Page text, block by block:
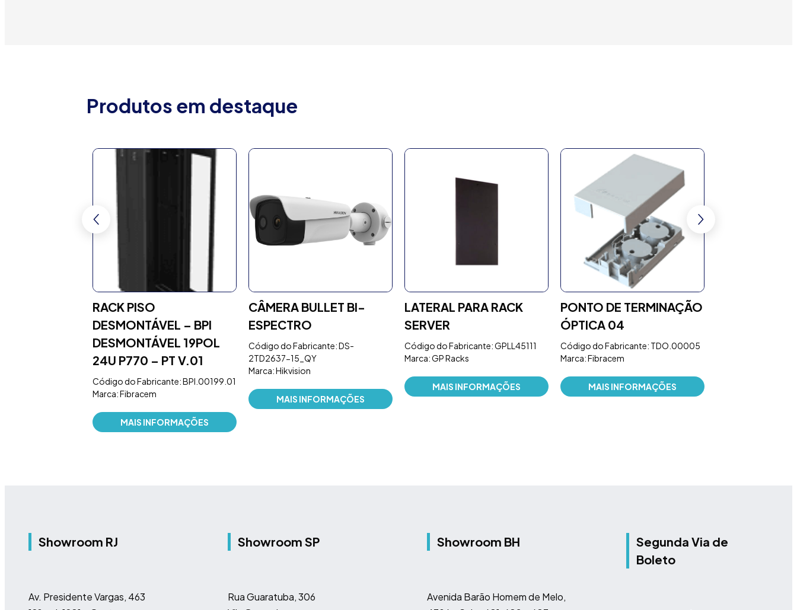
Produtos em destaque
RACK PISO
DESMONTÁVEL – BPI
DESMONTÁVEL 19POL
24U P770 – PT V.01
Código do Fabricante: BPI.00199.01
Marca: Fibracem
MAIS INFORMAÇÕES
CÂMERA BULLET BI-
ESPECTRO
Código do Fabricante: DS-
2TD2637-15_QY
Marca: Hikvision
MAIS INFORMAÇÕES
LATERAL PARA RACK
SERVER
Código do Fabricante: GPLL45111
Marca: GP Racks
MAIS INFORMAÇÕES
PONTO DE TERMINAÇÃO
ÓPTICA 04
Código do Fabricante: TDO.00005
Marca: Fibracem
MAIS INFORMAÇÕES
Showroom RJ
Av. Presidente Vargas, 463
Showroom SP
Rua Guaratuba, 306
Showroom BH
Avenida Barão Homem de Melo,
Segunda Via de
Boleto